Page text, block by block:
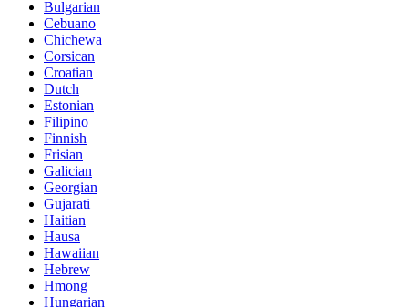
Bulgarian
Cebuano
Chichewa
Corsican
Croatian
Dutch
Estonian
Filipino
Finnish
Frisian
Galician
Georgian
Gujarati
Haitian
Hausa
Hawaiian
Hebrew
Hmong
Hungarian